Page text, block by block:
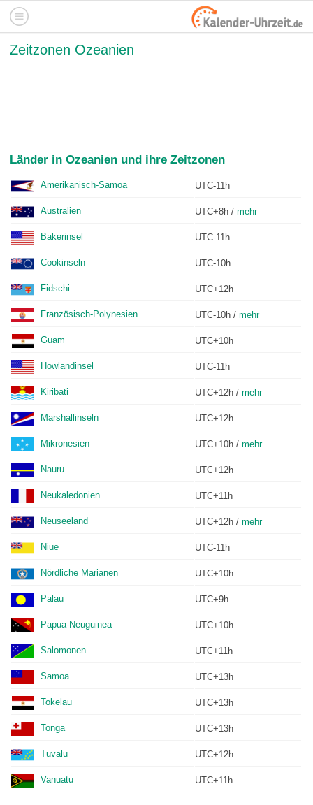
Zeitzonen Ozeanien
Länder in Ozeanien und ihre Zeitzonen
Amerikanisch-Samoa UTC-11h
Australien UTC+8h /mehr
Bakerinsel UTC-11h
Cookinseln UTC-10h
Fidschi UTC+12h
Französisch-Polynesien UTC-10h /mehr
Guam UTC+10h
Howlandinsel UTC-11h
Kiribati UTC+12h /mehr
Marshallinseln UTC+12h
Mikronesien UTC+10h /mehr
Nauru UTC+12h
Neukaledonien UTC+11h
Neuseeland UTC+12h /mehr
Niue UTC-11h
Nördliche Marianen UTC+10h
Palau UTC+9h
Papua-Neuguinea UTC+10h
Salomonen UTC+11h
Samoa UTC+13h
Tokelau UTC+13h
Tonga UTC+13h
Tuvalu UTC+12h
Vanuatu UTC+11h